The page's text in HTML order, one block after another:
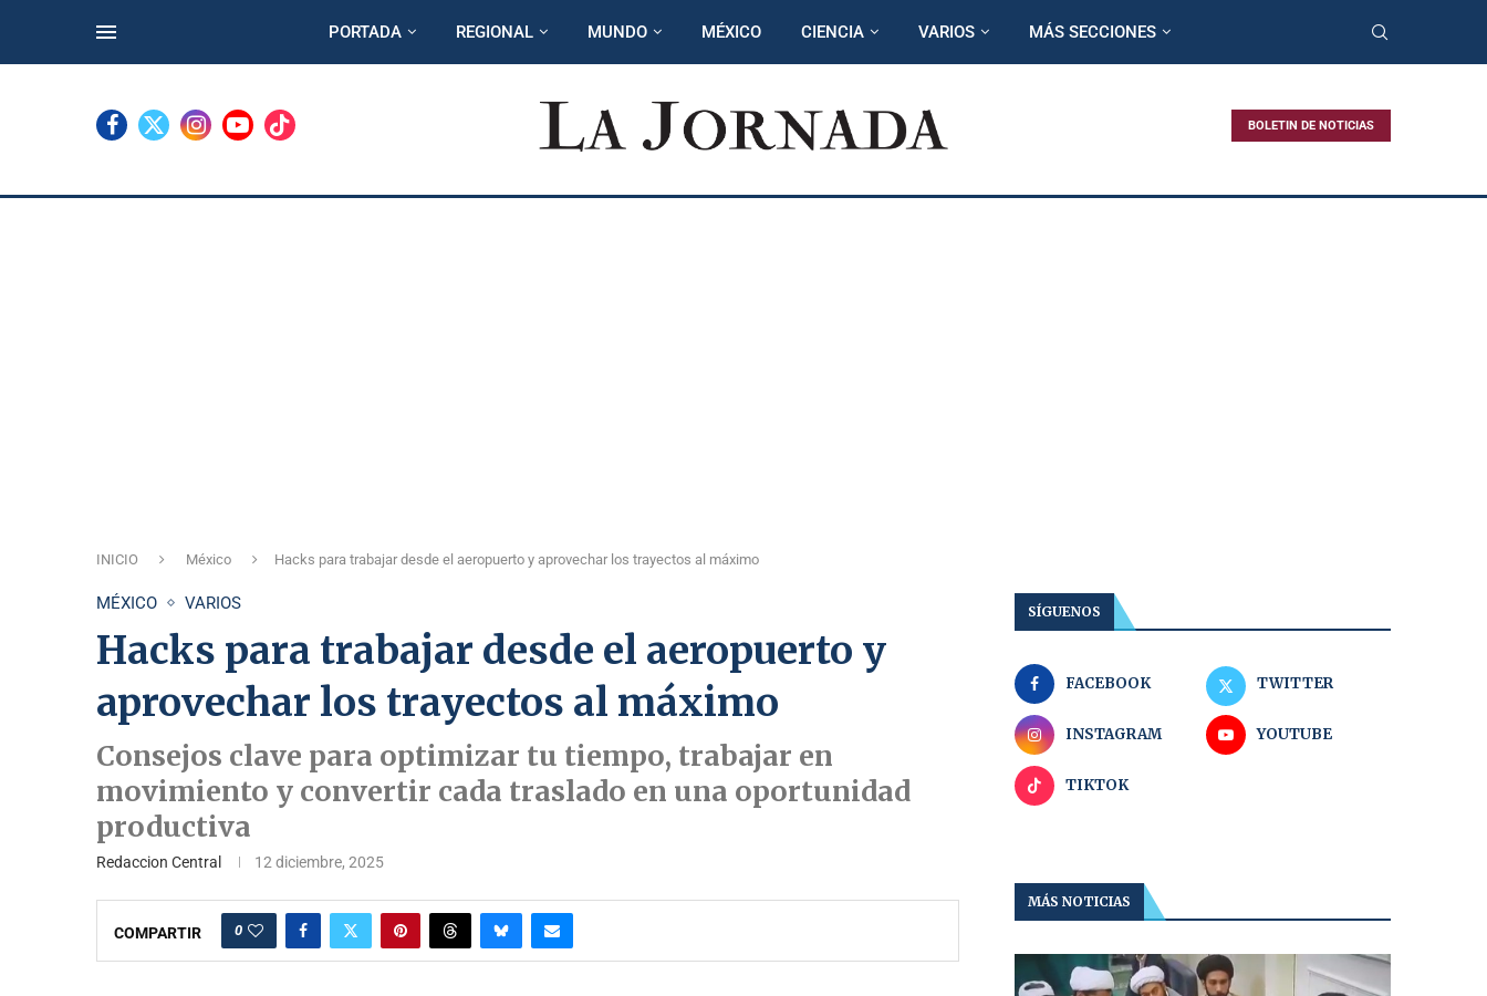
PORTADA REGIONAL MUNDO MÉXICO CIENCIA VARIOS MÁS SECCIONES
BOLETIN DE NOTICIAS
INICIO México Hacks para trabajar desde el aeropuerto y aprovechar los trayectos al máximo
MÉXICO VARIOS
Hacks para trabajar desde el aeropuerto y
aprovechar los trayectos al máximo
Consejos clave para optimizar tu tiempo, trabajar en
movimiento y convertir cada traslado en una oportunidad
productiva
Redaccion Central 12 diciembre, 2025
COMPARTIR 0
SÍGUENOS
FACEBOOK TWITTER
INSTAGRAM YOUTUBE
TIKTOK
MÁS NOTICIAS